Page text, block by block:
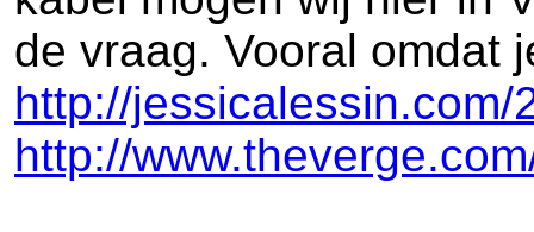
de vraag. Vooral omdat
http://
http://